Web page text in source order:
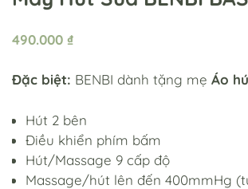
490.000 ₫
Đặc biệt: BENBI dành tặng mẹ Áo
Hút 2 bên
Điều khiển phím bấm
Hút/Massage 9 cấp độ
Massage/hút lên đến 400mmHg